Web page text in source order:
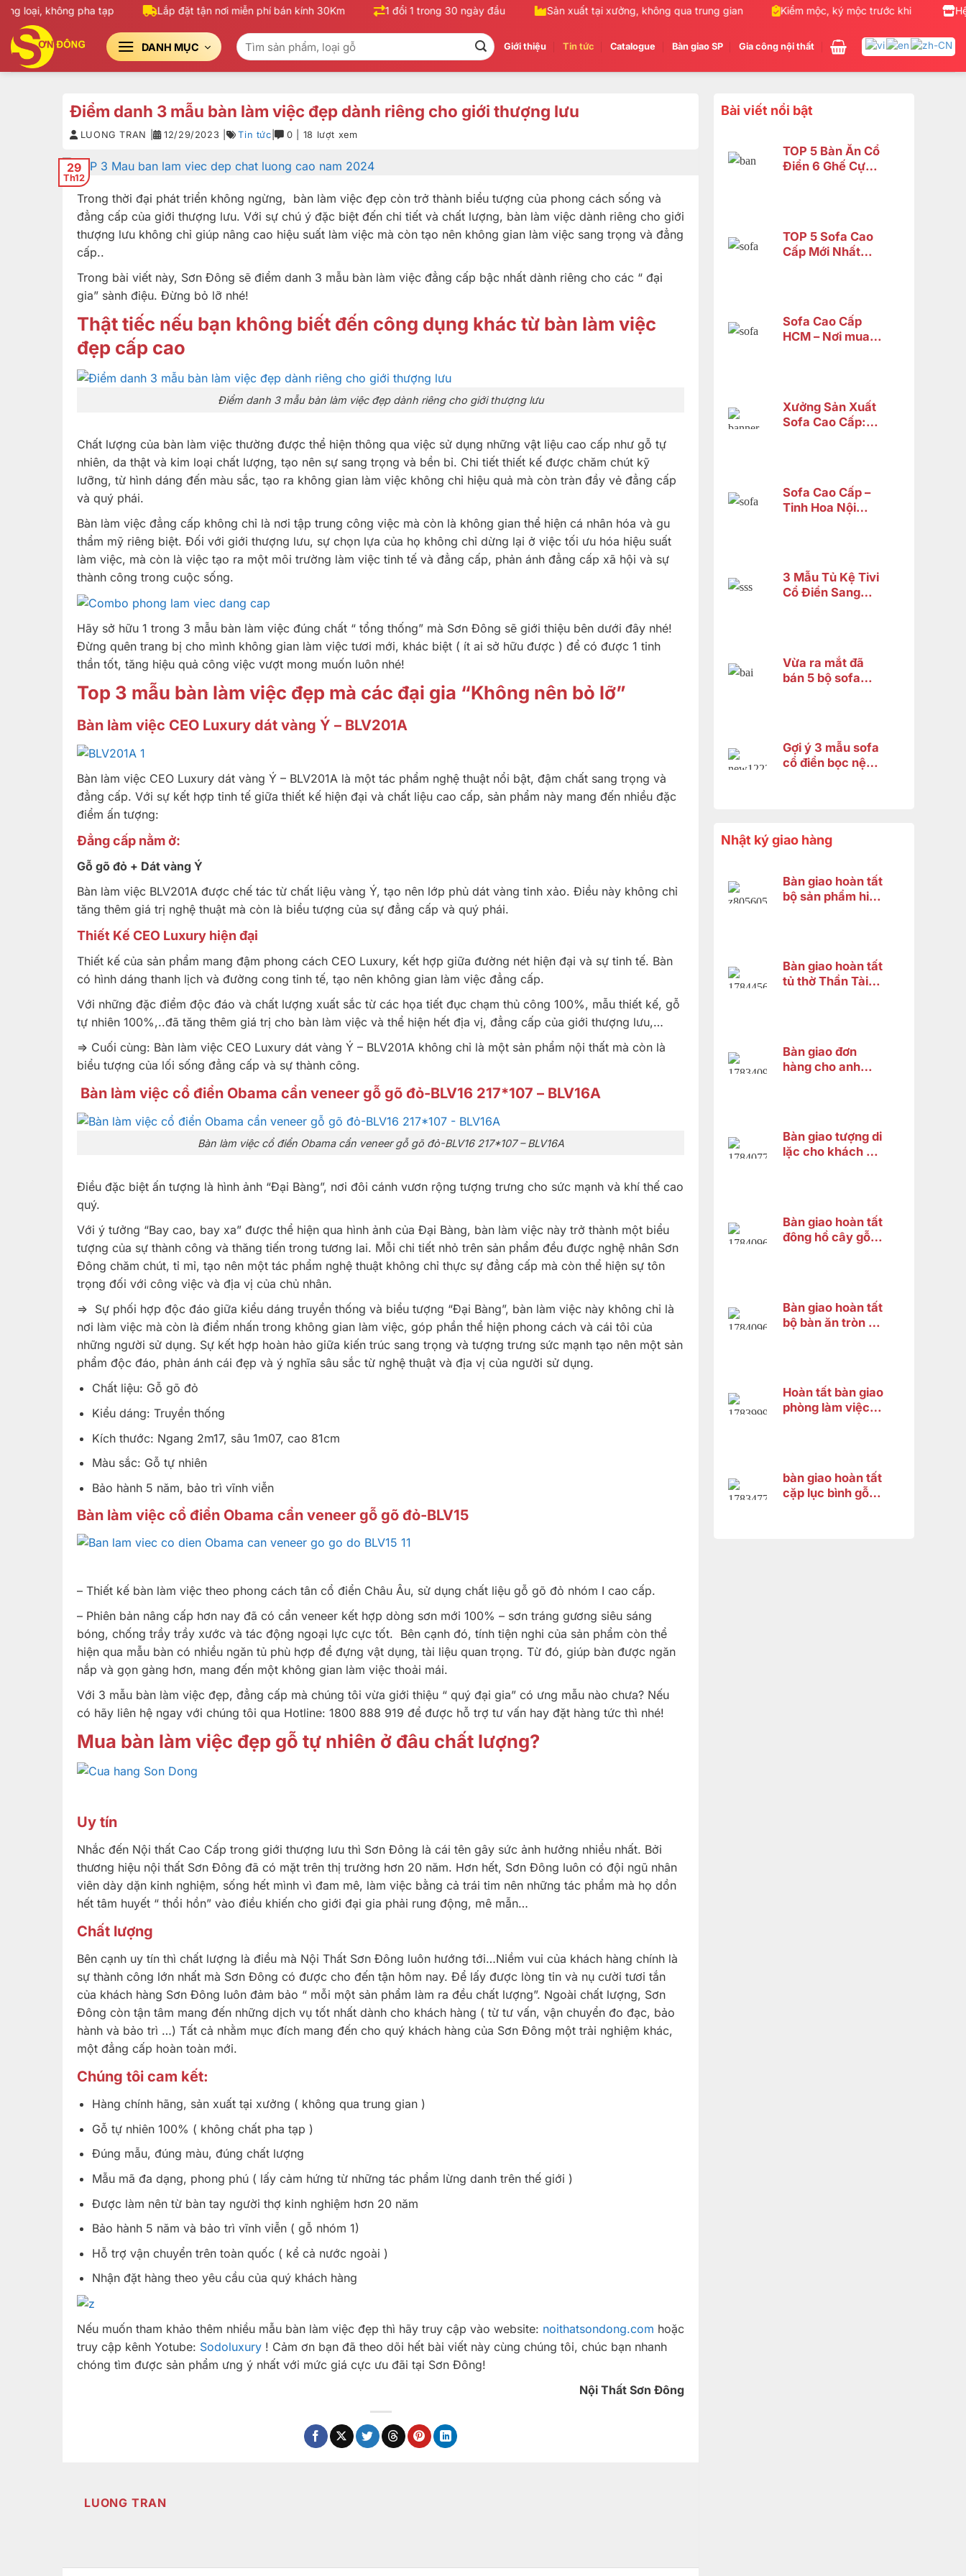
Bỏ
nội
dung
loại, không pha tạp Lắp đặt tận nơi miễn phí bán kính 30Km 1 đổi 1 trong 30 ngày đầu Sản xuất tại xưởng, không qua trung gian Kiểm mộc, ký mộc trước khi giao hàng
DANH MỤC
Tìm
kiếm:
Giới thiệu Tin tức Catalogue Bàn giao SP Gia công nội thất
Điểm danh 3 mẫu bàn làm việc đẹp dành riêng cho giới thượng lưu
LUONG TRAN | 12/29/2023 | Tin tức | 0 | 18 lượt xem
29
Th12
Trong thời đại phát triển không ngừng, bàn làm việc đẹp còn trở thành biểu tượng của phong cách sống và
đẳng cấp của giới thượng lưu. Với sự chú ý đặc biệt đến chi tiết và chất lượng, bàn làm việc dành riêng cho giới
thượng lưu không chỉ giúp nâng cao hiệu suất làm việc mà còn tạo nên không gian làm việc sang trọng và đẳng
cấp..
Trong bài viết này, Sơn Đông sẽ điểm danh 3 mẫu bàn làm việc đẳng cấp bậc nhất dành riêng cho các “ đại
gia” sành điệu. Đừng bỏ lỡ nhé!
Thật tiếc nếu bạn không biết đến công dụng khác từ bàn làm việc
đẹp cấp cao
Điểm danh 3 mẫu bàn làm việc đẹp dành riêng cho giới thượng lưu
Chất lượng của bàn làm việc thường được thể hiện thông qua việc sử dụng những vật liệu cao cấp như gỗ tự
nhiên, da thật và kim loại chất lượng, tạo nên sự sang trọng và bền bỉ. Chi tiết thiết kế được chăm chút kỹ
lưỡng, từ hình dáng đến màu sắc, tạo ra không gian làm việc không chỉ hiệu quả mà còn tràn đầy vẻ đẳng cấp
và quý phái.
Bàn làm việc đẳng cấp không chỉ là nơi tập trung công việc mà còn là không gian thể hiện cá nhân hóa và gu
thẩm mỹ riêng biệt. Đối với giới thượng lưu, sự chọn lựa của họ không chỉ dừng lại ở việc tối ưu hóa hiệu suất
làm việc, mà còn là việc tạo ra một môi trường làm việc tinh tế và đẳng cấp, phản ánh đẳng cấp xã hội và sự
thành công trong cuộc sống.
Hãy sở hữu 1 trong 3 mẫu bàn làm việc đúng chất “ tổng thống” mà Sơn Đông sẽ giới thiệu bên dưới đây nhé!
Đừng quên trang bị cho mình không gian làm việc tươi mới, khác biệt ( ít ai sở hữu được ) để có được 1 tinh
thần tốt, tăng hiệu quả công việc vượt mong muốn luôn nhé!
Top 3 mẫu bàn làm việc đẹp mà các đại gia “Không nên bỏ lỡ”
Bàn làm việc CEO Luxury dát vàng Ý – BLV201A
Bàn làm việc CEO Luxury dát vàng Ý – BLV201A là một tác phẩm nghệ thuật nổi bật, đậm chất sang trọng và
đẳng cấp. Với sự kết hợp tinh tế giữa thiết kế hiện đại và chất liệu cao cấp, sản phẩm này mang đến nhiều đặc
điểm ấn tượng:
Đẳng cấp nằm ở:
Gỗ gõ đỏ + Dát vàng Ý
Bàn làm việc BLV201A được chế tác từ chất liệu vàng Ý, tạo nên lớp phủ dát vàng tinh xảo. Điều này không chỉ
tăng thêm giá trị nghệ thuật mà còn là biểu tượng của sự đẳng cấp và quý phái.
Thiết Kế CEO Luxury hiện đại
Thiết kế của sản phẩm mang đậm phong cách CEO Luxury, kết hợp giữa đường nét hiện đại và sự tinh tế. Bàn
có hình dáng thanh lịch và đường cong tinh tế, tạo nên không gian làm việc đẳng cấp.
Với những đặc điểm độc đáo và chất lượng xuất sắc từ các họa tiết đục chạm thủ công 100%, mẫu thiết kế, gỗ
tự nhiên 100%,..đã tăng thêm giá trị cho bàn làm việc và thể hiện hết địa vị, đẳng cấp của giới thượng lưu,…
=> Cuối cùng: Bàn làm việc CEO Luxury dát vàng Ý – BLV201A không chỉ là một sản phẩm nội thất mà còn là
biểu tượng của lối sống đẳng cấp và sự thành công.
Bàn làm việc cổ điển Obama cẩn veneer gỗ gõ đỏ-BLV16 217*107 – BLV16A
Bàn làm việc cổ điển Obama cẩn veneer gỗ gõ đỏ-BLV16 217*107 – BLV16A
Điều đặc biệt ấn tượng là hình ảnh “Đại Bàng”, nơi đôi cánh vươn rộng tượng trưng cho sức mạnh và khí thế cao
quý.
Với ý tưởng “Bay cao, bay xa” được thể hiện qua hình ảnh của Đại Bàng, bàn làm việc này trở thành một biểu
tượng của sự thành công và thăng tiến trong tương lai. Mỗi chi tiết nhỏ trên sản phẩm đều được nghệ nhân Sơn
Đông chăm chút, tỉ mỉ, tạo nên một tác phẩm nghệ thuật không chỉ thực sự đẳng cấp mà còn thể hiện sự tôn
trọng đối với công việc và địa vị của chủ nhân.
=> Sự phối hợp độc đáo giữa kiểu dáng truyền thống và biểu tượng “Đại Bàng”, bàn làm việc này không chỉ là
nơi làm việc mà còn là điểm nhấn trong không gian làm việc, góp phần thể hiện phong cách và cái tôi của
những người sử dụng. Sự kết hợp hoàn hảo giữa kiến trúc sang trọng và tượng trưng sức mạnh tạo nên một sản
phẩm độc đáo, phản ánh cái đẹp và ý nghĩa sâu sắc từ nghệ thuật và địa vị của người sử dụng.
Chất liệu: Gỗ gõ đỏ
Kiểu dáng: Truyền thống
Kích thước: Ngang 2m17, sâu 1m07, cao 81cm
Màu sắc: Gỗ tự nhiên
Bảo hành 5 năm, bảo trì vĩnh viễn
Bàn làm việc cổ điển Obama cẩn veneer gỗ gõ đỏ-BLV15
– Thiết kế bàn làm việc theo phong cách tân cổ điển Châu Âu, sử dụng chất liệu gỗ gõ đỏ nhóm I cao cấp.
– Phiên bản nâng cấp hơn nay đã có cẩn veneer kết hợp dòng sơn mới 100% – sơn tráng gương siêu sáng
bóng, chống trầy trầy xước và tác động ngoại lực cực tốt. Bên cạnh đó, tính tiện nghi của sản phẩm còn thể
hiện qua mẫu bàn có nhiều ngăn tủ phù hợp để đựng vật dụng, tài liệu quan trọng. Từ đó, giúp bàn được ngăn
nắp và gọn gàng hơn, mang đến một không gian làm việc thoải mái.
Với 3 mẫu bàn làm việc đẹp, đẳng cấp mà chúng tôi vừa giới thiệu “ quý đại gia” có ưng mẫu nào chưa? Nếu
có hãy liên hệ ngay với chúng tôi qua Hotline: 1800 888 919 để được hỗ trợ tư vấn hay đặt hàng tức thì nhé!
Mua bàn làm việc đẹp gỗ tự nhiên ở đâu chất lượng?
Uy tín
Nhắc đến Nội thất Cao Cấp trong giới thượng lưu thì Sơn Đông là cái tên gây sức ảnh hưởng nhiều nhất. Bởi
thương hiệu nội thất Sơn Đông đã có mặt trên thị trường hơn 20 năm. Hơn hết, Sơn Đông luôn có đội ngũ nhân
viên dày dặn kinh nghiệm, sống hết mình vì đam mê, làm việc bằng cả trái tim nên những tác phẩm mà họ dồn
hết tâm huyết “ thổi hồn” vào điều khiến cho giới đại gia phải rung động, mê mẫn…
Chất lượng
Bên cạnh uy tín thì chất lượng là điều mà Nội Thất Sơn Đông luôn hướng tới…Niềm vui của khách hàng chính là
sự thành công lớn nhất mà Sơn Đông có được cho đến tận hôm nay. Để lấy được lòng tin và nụ cười tươi tắn
của khách hàng Sơn Đông luôn đảm bảo “ mỗi một sản phẩm làm ra đều chất lượng”. Ngoài chất lượng, Sơn
Đông còn tận tâm mang đến những dịch vụ tốt nhất dành cho khách hàng ( từ tư vấn, vận chuyển đo đạc, bảo
hành và bảo trì …) Tất cả nhằm mục đích mang đến cho quý khách hàng của Sơn Đông một trải nghiệm khác,
một đẳng cấp hoàn toàn mới.
Chúng tôi cam kết:
Hàng chính hãng, sản xuất tại xưởng ( không qua trung gian )
Gỗ tự nhiên 100% ( không chất pha tạp )
Đúng mẫu, đúng màu, đúng chất lượng
Mẫu mã đa dạng, phong phú ( lấy cảm hứng từ những tác phẩm lừng danh trên thế giới )
Được làm nên từ bàn tay người thợ kinh nghiệm hơn 20 năm
Bảo hành 5 năm và bảo trì vĩnh viễn ( gỗ nhóm 1)
Hỗ trợ vận chuyển trên toàn quốc ( kể cả nước ngoài )
Nhận đặt hàng theo yêu cầu của quý khách hàng
Nếu muốn tham khảo thêm nhiều mẫu bàn làm việc đẹp thì hãy truy cập vào website: noithatsondong.com hoặc
truy cập kênh Yotube: Sodoluxury ! Cảm ơn bạn đã theo dõi hết bài viết này cùng chúng tôi, chúc bạn nhanh
chóng tìm được sản phẩm ưng ý nhất với mức giá cực ưu đãi tại Sơn Đông!
Nội Thất Sơn Đông
LUONG TRAN
Bài viết nổi bật
TOP 5 Bàn Ăn Cổ
Điển 6 Ghế Cực
TOP 5 Sofa Cao
Cấp Mới Nhất
Sofa Cao Cấp
HCM – Nơi mua
Xưởng Sản Xuất
Sofa Cao Cấp:
Sofa Cao Cấp –
Tinh Hoa Nội
3 Mẫu Tủ Kệ Tivi
Cổ Điển Sang
Vừa ra mắt đã
bán 5 bộ sofa
Gợi ý 3 mẫu sofa
cổ điển bọc nệm
Nhật ký giao hàng
Bàn giao hoàn tất
bộ sản phẩm hiện
Bàn giao hoàn tất
tủ thờ Thần Tài
Bàn giao đơn
hàng cho anh
Bàn giao tượng di
lặc cho khách chị
Bàn giao hoàn tất
đông hồ cây gỗ
Bàn giao hoàn tất
bộ bàn ăn tròn gỗ
Hoàn tất bàn giao
phòng làm việc
bàn giao hoàn tất
cặp lục bình gỗ